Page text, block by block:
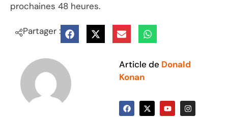
prochaines 48 heures.
Partager :
Article de Donald
Konan